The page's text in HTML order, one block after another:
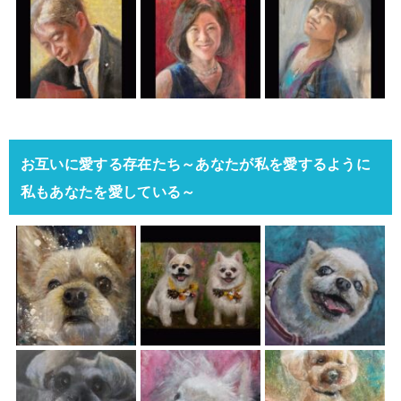
お互いに愛する存在たち～あなたが私を愛するように
私もあなたを愛している～